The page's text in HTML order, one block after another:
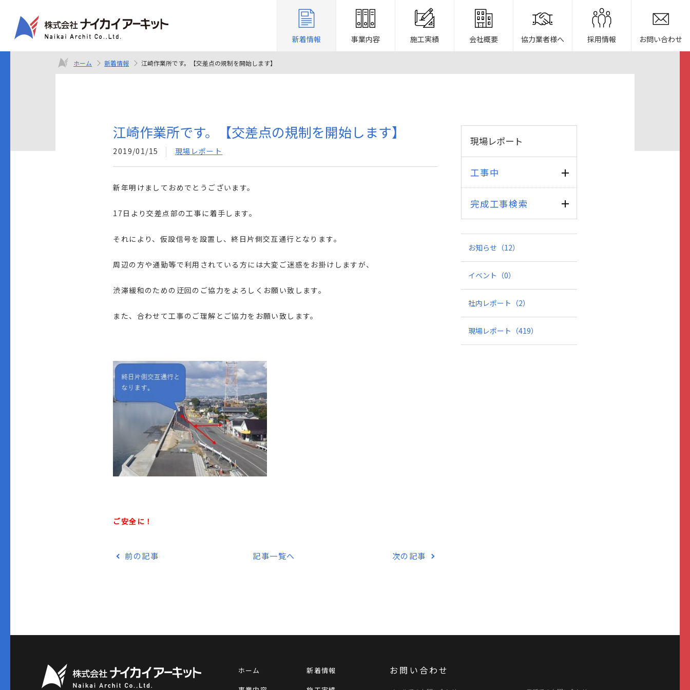
新着情報 事業内容 施工実績 会社概要 協力業者様へ 採用情報 お問い合わせ
ホーム 新着情報 江崎作業所です。【交差点の規制を開始します】
江崎作業所です。【交差点の規制を開始します】
2019/01/15 現場レポート
新年明けましておめでとうございます。
17日より交差点部の工事に着手します。
それにより、仮設信号を設置し、終日片側交互通行となります。
周辺の方や通勤等で利用されている方には大変ご迷惑をお掛けしますが、
渋滞緩和のための迂回のご協力をよろしくお願い致します。
また、合わせて工事のご理解とご協力をお願い致します。
ご安全に！
前の記事 記事一覧へ 次の記事
現場レポート
工事中
完成工事検索
お知らせ （12）
イベント （0）
社内レポート （2）
現場レポート （419）
ホーム 新着情報 お問い合わせ